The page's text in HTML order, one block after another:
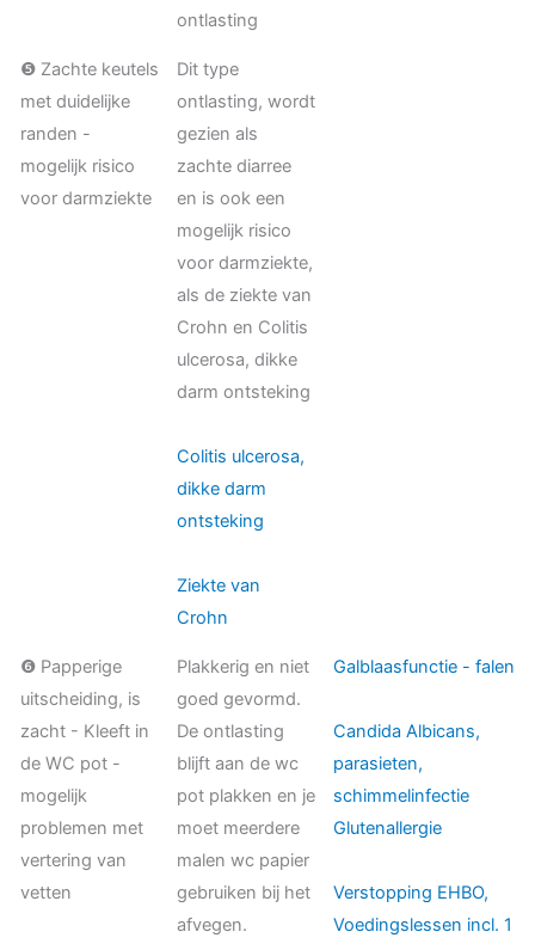
ontlasting
❺ Zachte keutels
met duidelijke
randen -
mogelijk risico
voor darmziekte
Dit type
ontlasting, wordt
gezien als
zachte diarree
en is ook een
mogelijk risico
voor darmziekte,
als de ziekte van
Crohn en Colitis
ulcerosa, dikke
darm ontsteking
Colitis ulcerosa,
dikke darm
ontsteking
Ziekte van
Crohn
❻ Papperige
uitscheiding, is
zacht - Kleeft in
de WC pot -
mogelijk
problemen met
vertering van
vetten
Plakkerig en niet
goed gevormd.
De ontlasting
blijft aan de wc
pot plakken en je
moet meerdere
malen wc papier
gebruiken bij het
afvegen.
Galblaasfunctie - falen
Candida Albicans,
parasieten,
schimmelinfectie
Glutenallergie
Verstopping EHBO,
Voedingslessen incl. 1